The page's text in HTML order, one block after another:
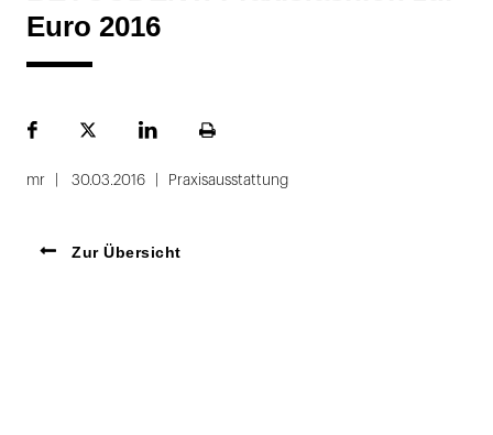
Euro 2016
FacebookPlattformLinekdInSeite
mr 30.03.2016 Praxisausstattung
Zur Übersicht